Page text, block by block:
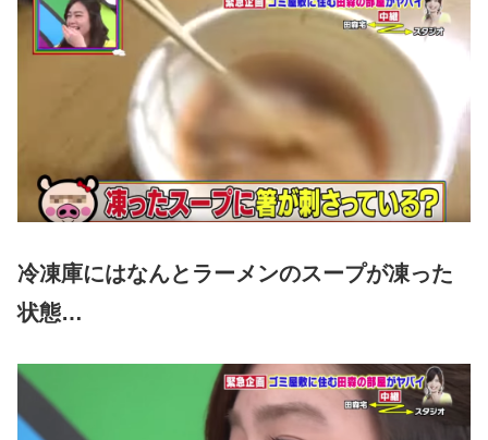
冷凍庫にはなんとラーメンのスープが凍った
状態…